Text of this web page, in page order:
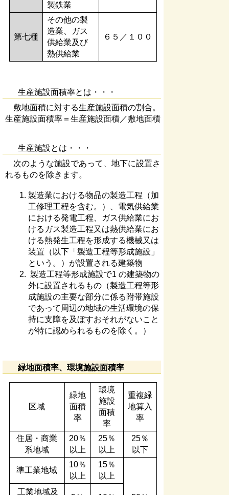
製鉄業
第七種
その他の製
造業、ガス
供給業及び
熱供給業
６５／１００
生産施設面積率とは・・・
敷地面積に対する生産施設面積の割合。
生産施設面積率＝生産施設面積／敷地面積
生産施設とは・・・
次のような施設であって、地下に設置さ
れるものを除きます。
製造業における物品の製造工程（加
工修理工程を含む。）、電気供給業
における発電工程、ガス供給業にお
けるガス製造工程又は熱供給業にお
ける熱発生工程を形成する機械又は
装置（以下「製造工程等形成施設」
という。）が設置される建築物
製造工程等形成施設で1 の建築物の
外に設置されるもの（製造工程等形
成施設の主要な部分に係る附帯施設
であって周辺の地域の生活環境の保
持に支障を及ぼすおそれがないこと
が特に認められるものを除く。）
緑地面積率、環境施設面積率
区域
緑地
面積
率
環境
施設
面積
率
重複緑
地算入
率
住居・商業
系地域
20％
以上
25％
以上
25％
以下
準工業地域
10％
以上
15％
以上
工業地域及